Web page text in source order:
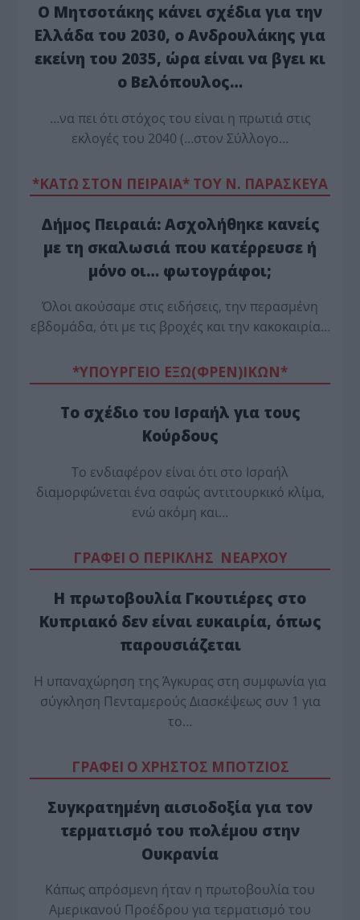
Ο Μητσοτάκης κάνει σχέδια για την
Ελλάδα του 2030, ο Ανδρουλάκης για
εκείνη του 2035, ώρα είναι να βγει κι
ο Βελόπουλος…
…να πει ότι στόχος του είναι η πρωτιά στις
εκλογές του 2040 (…στον Σύλλογο…
*ΚΑΤΩ ΣΤΟΝ ΠΕΙΡΑΙΑ* ΤΟΥ Ν. ΠΑΡΑΣΚΕΥΑ
Δήμος Πειραιά: Ασχολήθηκε κανείς
με τη σκαλωσιά που κατέρρευσε ή
μόνο οι… φωτογράφοι;
Όλοι ακούσαμε στις ειδήσεις, την περασμένη
εβδομάδα, ότι με τις βροχές και την κακοκαιρία…
*ΥΠΟΥΡΓΕΙΟ ΕΞΩ(ΦΡΕΝ)ΙΚΩΝ*
Το σχέδιο του Ισραήλ για τους
Κούρδους
Το ενδιαφέρον είναι ότι στο Ισραήλ
διαμορφώνεται ένα σαφώς αντιτουρκικό κλίμα,
ενώ ακόμη και…
ΓΡΑΦΕΙ Ο ΠΕΡΙΚΛΗΣ ΝΕΑΡΧΟΥ
Η πρωτοβουλία Γκουτιέρες στο
Κυπριακό δεν είναι ευκαιρία, όπως
παρουσιάζεται
Η υπαναχώρηση της Άγκυρας στη συμφωνία για
σύγκληση Πενταμερούς Διασκέψεως συν 1 για
το…
ΓΡΑΦΕΙ Ο ΧΡΗΣΤΟΣ ΜΠΟΤΖΙΟΣ
Συγκρατημένη αισιοδοξία για τον
τερματισμό του πολέμου στην
Ουκρανία
Κάπως απρόσμενη ήταν η πρωτοβουλία του
Αμερικανού Προέδρου για τερματισμό του